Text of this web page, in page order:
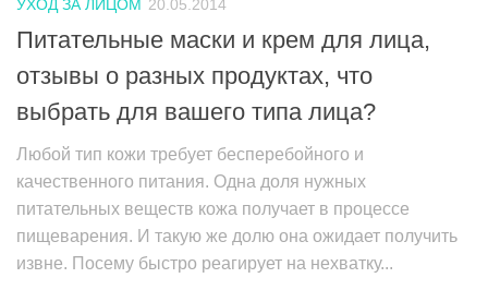
УХОД ЗА ЛИЦОМ 20.05.2014
Питательные маски и крем для лица,
отзывы о разных продуктах, что
выбрать для вашего типа лица?
Любой тип кожи требует бесперебойного и
качественного питания. Одна доля нужных
питательных веществ кожа получает в процессе
пищеварения. И такую же долю она ожидает получить
извне. Посему быстро реагирует на нехватку...